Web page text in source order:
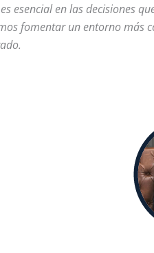
esencial en las decisiones
fomentar un entorno más